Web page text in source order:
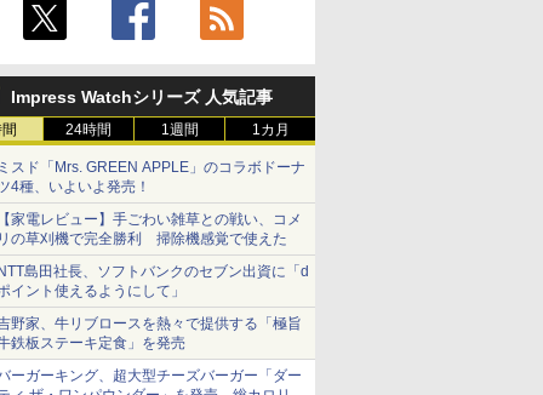
Impress Watchシリーズ 人気記事
24時間 1週間 1カ月
ミスド「Mrs. GREEN APPLE」のコラボドーナ
4種、いよいよ発売！
【家電レビュー】手ごわい雑草との戦い、コメ
リの草刈機で完全勝利 掃除機感覚で使えた
NTT島田社長、ソフトバンクのセブン出資に「d
イント使えるようにして」
野家、牛リブロースを熱々で提供する「極旨
鉄板ステーキ定食」を発売
ーガーキング、超大型チーズバーガー「ダー